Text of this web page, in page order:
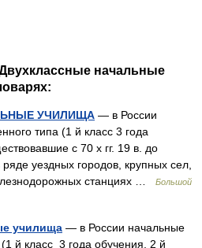
начальные
УЧИЛИЩА — в России
типа (1 й класс 3 года
с 70 х гг. 19 в. до
уездных городов, крупных сел,
станциях …
Большой
училища — в России начальные
й класс 3 года обучения, 2 й